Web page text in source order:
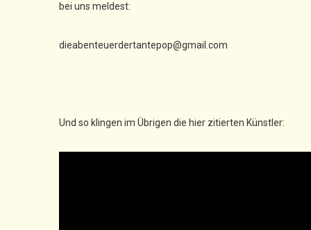
bei uns meldest:
dieabenteuerdertantepop@gmail.com
Und so klingen im Übrigen die hier zitierten Künstler: